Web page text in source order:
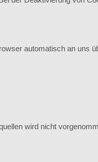
automatisch an uns
wird nicht